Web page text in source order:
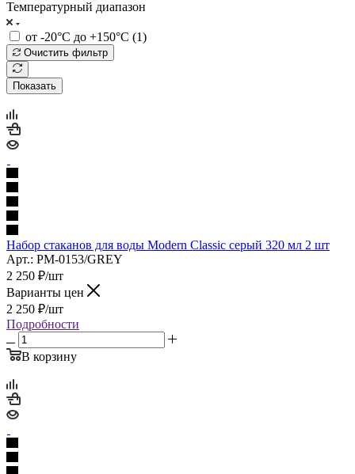
Температурный диапазон
от -20°C до +150°C (1)
Очистить фильтр
Показать
Набор стаканов для воды Modern Classic серый 320 мл 2 шт
Арт.: PM-0153/GREY
2 250 ₽/шт
Варианты цен
2 250 ₽/шт
Подробности
В корзину